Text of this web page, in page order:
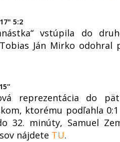
5:2
vstúpila do
Ján Mirko
reprezentácia do
ktorému podľahla
32. minúty, Samuel
nájdete TU.